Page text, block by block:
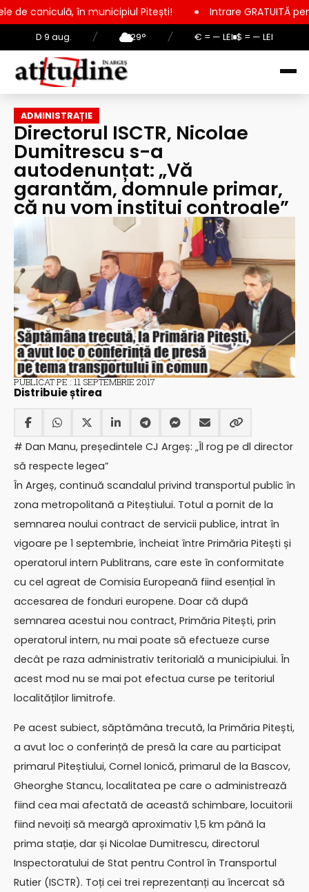
D 9 aug. / 29° / € = — LEI $ = — LEI
Pitești! Intrare GRATUITĂ pentru copii, elevi
ADMINISTRAȚIE
Directorul ISCTR, Nicolae
Dumitrescu s-a
autodenunțat: „Vă
garantăm, domnule primar,
că nu vom institui controale”
PUBLICAT PE : 11 SEPTEMBRIE 2017
Distribuie știrea
# Dan Manu, președintele CJ Argeș: „Îl rog pe dl director
să respecte legea”
În Argeș, continuă scandalul privind transportul public în
zona metropolitană a Piteștiului. Totul a pornit de la
semnarea noului contract de servicii publice, intrat în
vigoare pe 1 septembrie, încheiat între Primăria Pitești și
operatorul intern Publitrans, care este în conformitate
cu cel agreat de Comisia Europeană fiind esențial în
accesarea de fonduri europene. Doar că după
semnarea acestui nou contract, Primăria Pitești, prin
operatorul intern, nu mai poate să efectueze curse
decât pe raza administrativ teritorială a municipiului. În
acest mod nu se mai pot efectua curse pe teritoriul
localităților limitrofe.
Pe acest subiect, săptămâna trecută, la Primăria Pitești,
a avut loc o conferință de presă la care au participat
primarul Piteștiului, Cornel Ionică, primarul de la Bascov,
Gheorghe Stancu, localitatea pe care o administrează
fiind cea mai afectată de această schimbare, locuitorii
fiind nevoiți să meargă aproximativ 1,5 km până la
prima stație, dar și Nicolae Dumitrescu, directorul
Inspectoratului de Stat pentru Control în Transportul
Rutier (ISCTR). Toți cei trei reprezentanți au încercat să